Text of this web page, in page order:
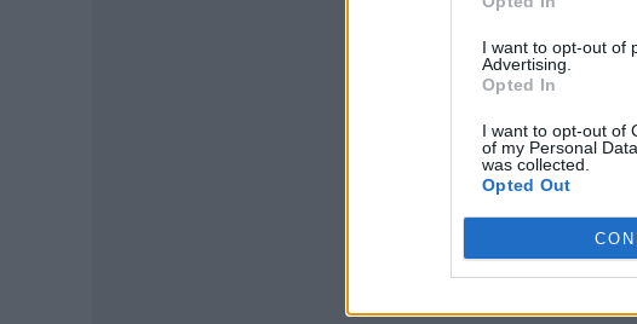
I want to opt-out of
Advertising.
Opted In
I want to opt-out of
of my Personal
was collected.
Opted Out
Publicidad